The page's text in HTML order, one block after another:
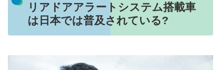
リアドアアラートシステム搭載車
は日本では普及されている?